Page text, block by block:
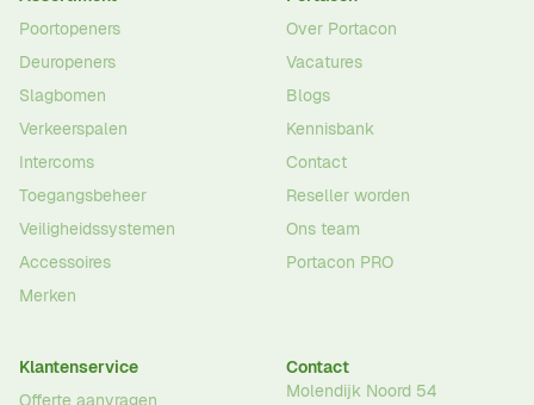
Poortopeners
Deuropeners
Slagbomen
Verkeerspalen
Intercoms
Toegangsbeheer
Veiligheidssystemen
Accessoires
Merken
Over Portacon
Vacatures
Blogs
Kennisbank
Contact
Reseller worden
Ons team
Portacon PRO
Klantenservice
Offerte aanvragen
Contact
Molendijk Noord 54